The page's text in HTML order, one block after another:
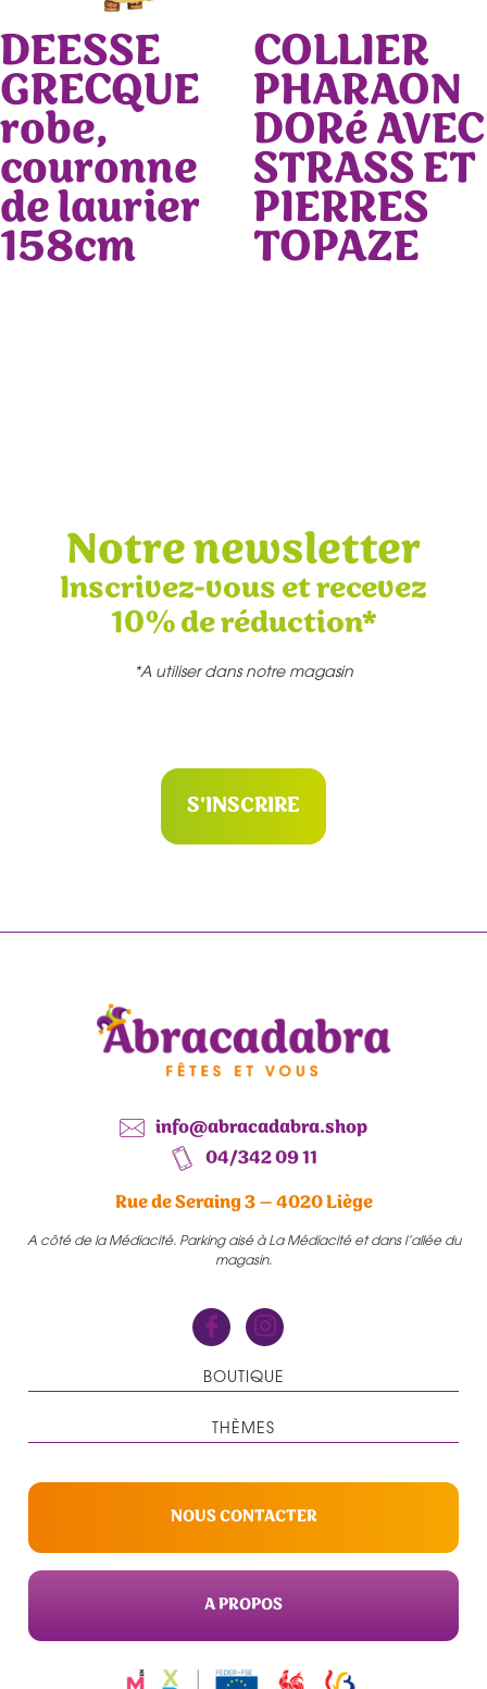
DEESSE
GRECQUE
robe,
couronne
de laurier
158cm
COLLIER
PHARAON
DORé AVEC
STRASS ET
PIERRES
TOPAZE
Notre newsletter
Inscrivez-vous et recevez
10% de réduction*
*A utiliser dans notre magasin
S'INSCRIRE
info@abracadabra.shop
04/342 09 11
Rue de Seraing 3 – 4020 Liège
A côté de la Médiacité. Parking aisé à La Médiacité et dans l’allée du
magasin.
BOUTIQUE
THÈMES
NOUS CONTACTER
A PROPOS